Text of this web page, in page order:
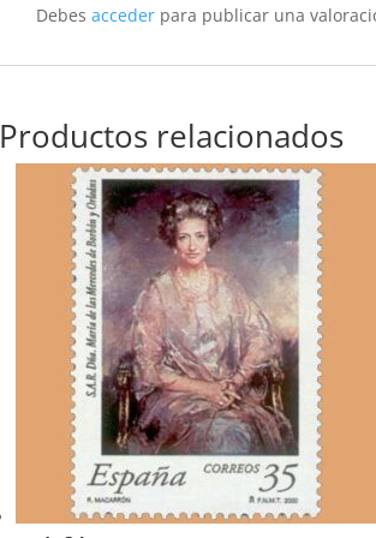
Debesacceder para publicar una
Productos relacionados